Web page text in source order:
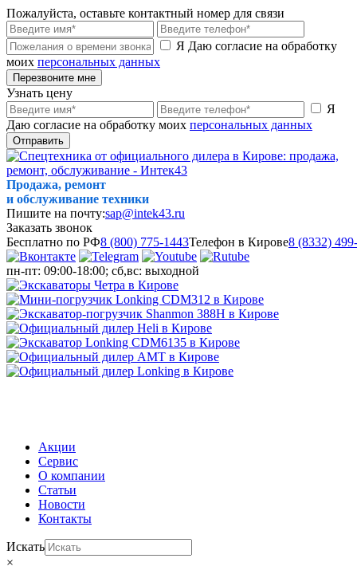
Пожалуйста, оставьте контактный номер для связи
Я Даю согласие на обработку
моих персональных данных
Перезвоните мне
Узнать цену
Я
Даю согласие на обработку моих персональных данных
Отправить
Продажа, ремонт
и обслуживание техники
Пишите на почту:sap@intek43.ru
Заказать звонок
Бесплатно по РФ8 (800) 775-1443Телефон в Кирове8 (8332)
пн-пт: 09:00-18:00; сб,вс: выходной
Акции
Сервис
О компании
Статьи
Новости
Контакты
Искать
×